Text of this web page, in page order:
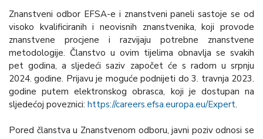
Znanstveni odbor EFSA-e i znanstveni paneli sastoje se od
visoko kvalificiranih i neovisnih znanstvenika, koji provode
znanstvene procjene i razvijaju potrebne znanstvene
metodologije. Članstvo u ovim tijelima obnavlja se svakih
pet godina, a sljedeći saziv započet će s radom u srpnju
2024. godine. Prijavu je moguće podnijeti do 3. travnja 2023.
godine putem elektronskog obrasca, koji je dostupan na
sljedećoj poveznici: https://careers.efsa.europa.eu/Expert.
Pored članstva u Znanstvenom odboru, javni poziv odnosi se